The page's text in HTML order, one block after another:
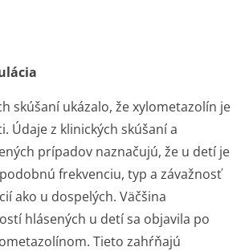
skúšaní ukázalo, že xylometazolín je
Údaje z klinických skúšaní a
prípadov naznačujú, že u detí je
frekvenciu, typ a závažnosť
ako u dospelých. Väčšina
hlásených u detí sa objavila po
Tieto zahŕňajú